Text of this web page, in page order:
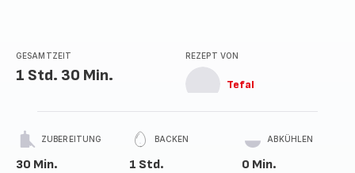
GESAMTZEIT
1 Std. 30 Min.
REZEPT VON
Tefal
ZUBEREITUNG
30 Min.
BACKEN
1 Std.
ABKÜHLEN
0 Min.